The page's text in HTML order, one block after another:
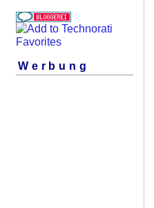
Werbung